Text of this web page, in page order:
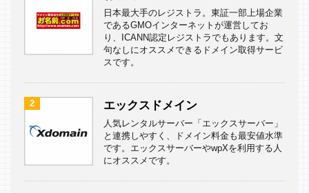
日本最大手のレジストラ。東証一部上場企業
であるGMOインターネットが運営してお
り、ICANN認定レジストラでもあります。文
句なしにオススメできるドメイン取得サービ
スです。
2 エックスドメイン
人気レンタルサーバー「エックスサーバー」
と連携しやすく、ドメイン料金も最安値水準
です。エックスサーバーやwpXを利用する人
にオススメです。